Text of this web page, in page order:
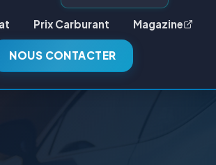
Prix Carburant Magazine
NOUS CONTACTER